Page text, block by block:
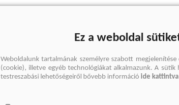
Ez a weboldal
Weboldalunk tartalmának személyre szabott
(cookie), illetve egyéb technológiákat alkalmazunk. A
testreszabási lehetőségeiről bővebb információ ide kattintva